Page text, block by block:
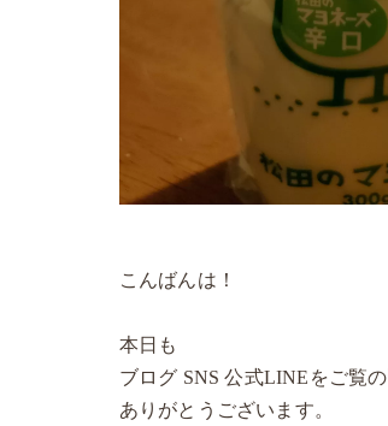
こんばんは！
本日も
ブログ SNS 公式LINEをご覧
ありがとうございます。